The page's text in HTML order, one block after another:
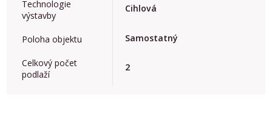
Technologie
výstavby
Cihlová
Poloha objektu Samostatný
Celkový počet
podlaží
2